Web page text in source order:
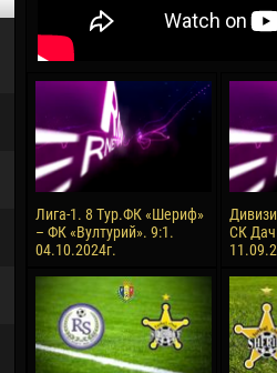
30 January
Dhoraso Moreo KLAS
24 February
Vladislav COSTIN
02 March
Veaceslav COZMA
09 March
Emmanuel AFETSE
Jayder Moreno ASPRILLA
22 March
Samba KONÉ
04
13
15
24
10
Лига-1. 8 Тур.ФК «Шериф»
– ФК «Вултурий». 9:1.
04.10.2024г.
СК